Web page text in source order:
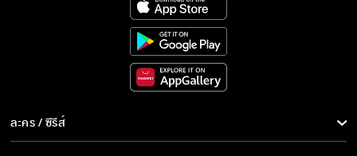
ละคร / ซีรีส์
ละคร/ซีรีส์